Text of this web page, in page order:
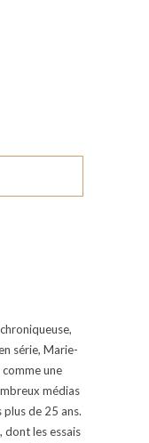
série, Marie-
une
médias
de 25 ans.
dont les essais